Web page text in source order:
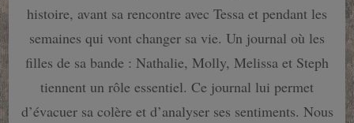
prend
la
parole
dans
ce
prequel
d’AFTER
histoire, avant sa rencontre avec Tessa et pendant les
semaines qui vont changer sa vie. Un journal où les
filles de sa bande : Nathalie, Molly, Melissa et Steph
tiennent un rôle essentiel. Ce journal lui permet
d’évacuer sa colère et d’analyser ses sentiments. Nous